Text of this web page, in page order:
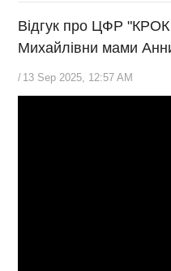
Відгук про ЦФР
Михайлівни мами
/ 13 Sep 2025, 12:57 AM